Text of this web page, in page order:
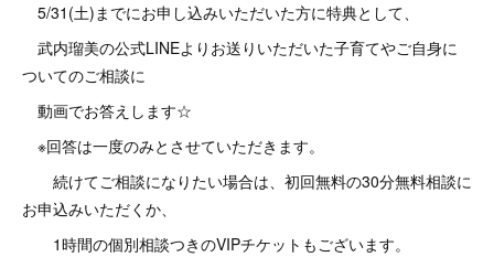
5/31(土)までにお申し込みいただいた方に特典として、
武内瑠美の公式LINEよりお送りいただいた子育てやご自身に
ついてのご相談に
動画でお答えします☆
※回答は一度のみとさせていただきます。
続けてご相談になりたい場合は、初回無料の30分無料相談に
お申込みいただくか、
1時間の個別相談つきのVIPチケットもございます。